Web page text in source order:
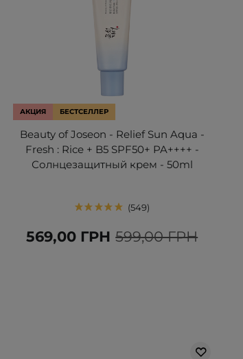
АКЦИЯ БЕСТСЕЛЛЕР
Beauty of Joseon - Relief Sun Aqua -
Fresh : Rice + B5 SPF50+ PA++++ -
Солнцезащитный крем - 50ml
549
599,00 ГРН
569,00 ГРН